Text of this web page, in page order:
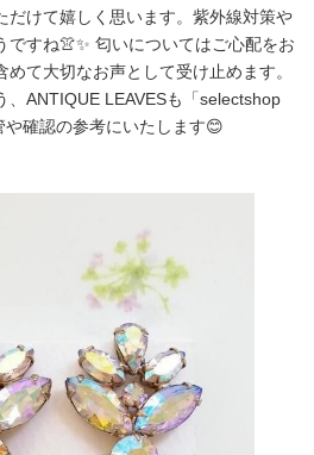
だけて嬉しく思います。紫外線対策や
ですね👚✨ 匂いについてはご心配をお
て大切なお声として受け止めます。
、ANTIQUE LEAVESも「selectshop
確認の参考にいたします😊